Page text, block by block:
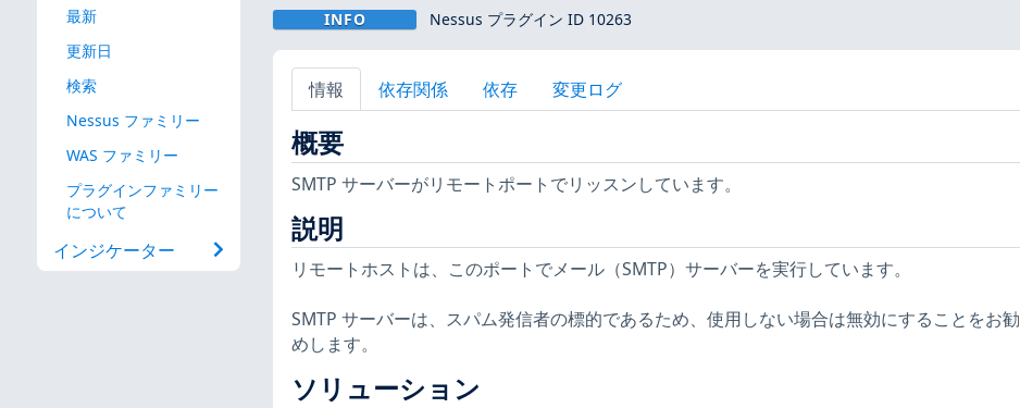
最新
更新日
検索
Nessus ファミリー
WAS ファミリー
プラグインファミリー
について
インジケーター
INFO Nessus プラグイン ID 10263
情報 依存関係 依存 変更ログ
概要
SMTP サーバーがリモートポートでリッスンしています。
説明
リモートホストは、このポートでメール（SMTP）サーバーを実行しています。
SMTP サーバーは、スパム発信者の標的であるため、使用しない場合は無効にすることをお勧
めします。
ソリューション